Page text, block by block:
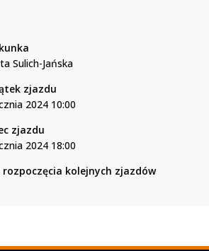
Sulich-Jańska
zjazdu
2024 10:00
zjazdu
2024 18:00
rozpoczęcia kolejnych zjazdów